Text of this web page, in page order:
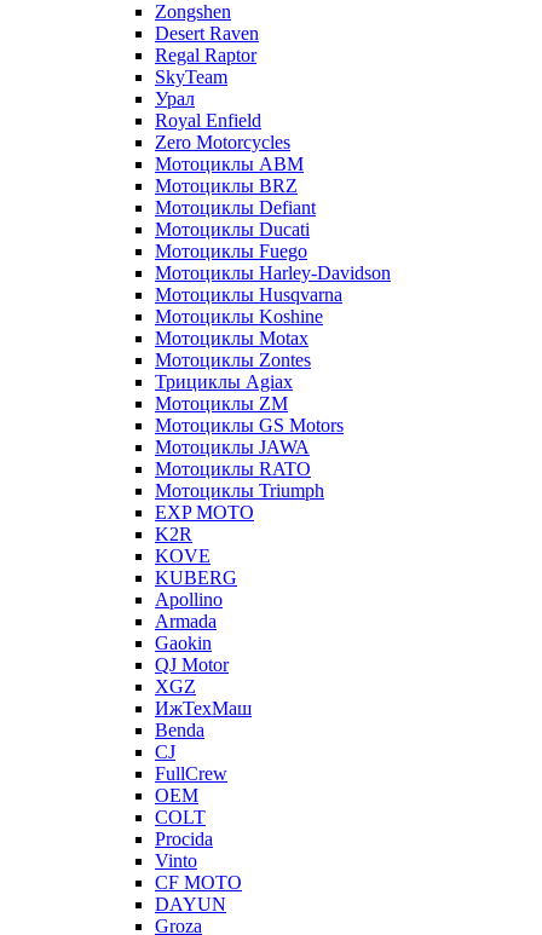
Zongshen
Desert Raven
Regal Raptor
SkyTeam
Урал
Royal Enfield
Zero Motorcycles
Мотоциклы ABM
Мотоциклы BRZ
Мотоциклы Defiant
Мотоциклы Ducati
Мотоциклы Fuego
Мотоциклы Harley-Davidson
Мотоциклы Husqvarna
Мотоциклы Koshine
Мотоциклы Motax
Мотоциклы Zontes
Трициклы Agiax
Мотоциклы ZM
Мотоциклы GS Motors
Мотоциклы JAWA
Мотоциклы RATO
Мотоциклы Triumph
EXP MOTO
K2R
KOVE
KUBERG
Apollino
Armada
Gaokin
QJ Motor
XGZ
ИжТехМаш
Benda
CJ
FullCrew
OEM
COLT
Procida
Vinto
CF MOTO
DAYUN
Groza